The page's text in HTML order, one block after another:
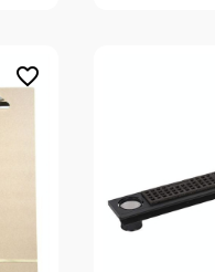
favorite_border